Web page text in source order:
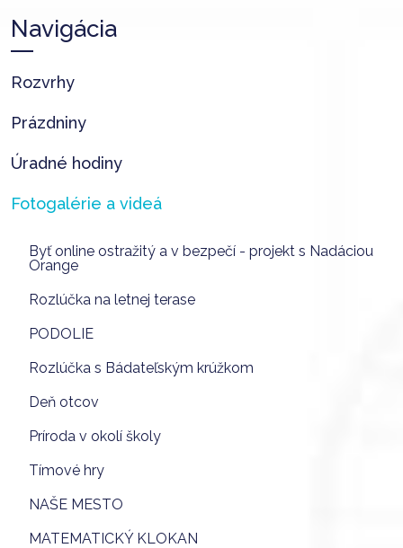
Navigácia
Rozvrhy
Prázdniny
Úradné hodiny
Fotogalérie a videá
Byť online ostražitý a v bezpečí - projekt s Nadáciou
Orange
Rozlúčka na letnej terase
PODOLIE
Rozlúčka s Bádateľským krúžkom
Deň otcov
Príroda v okolí školy
Tímové hry
NAŠE MESTO
MATEMATICKÝ KLOKAN